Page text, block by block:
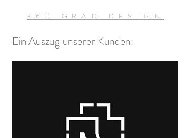
360 GRAD DESIGN
Ein Auszug unserer Kunden: